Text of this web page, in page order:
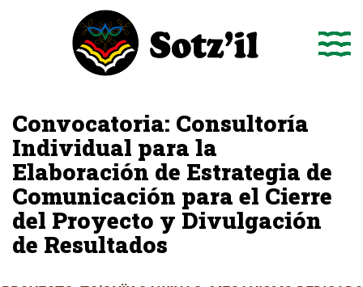
Convocatoria: Consultoría
Individual para la
Elaboración de Estrategia de
Comunicación para el Cierre
del Proyecto y Divulgación
de Resultados